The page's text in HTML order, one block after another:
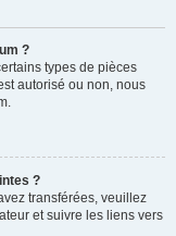
?
types de pièces
autorisé ou non, nous
?
transférées, veuillez
et suivre les liens vers